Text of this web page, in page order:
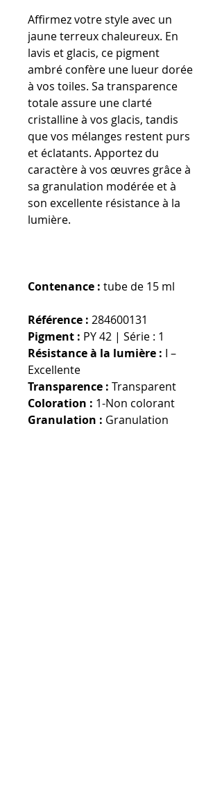
Affirmez votre style avec un
jaune terreux chaleureux. En
lavis et glacis, ce pigment
ambré confère une lueur dorée
à vos toiles. Sa transparence
totale assure une clarté
cristalline à vos glacis, tandis
que vos mélanges restent purs
et éclatants. Apportez du
caractère à vos œuvres grâce à
sa granulation modérée et à
son excellente résistance à la
lumière.
Contenance : tube de 15 ml
Référence : 284600131
Pigment : PY 42 | Série : 1
Résistance à la lumière : I –
Excellente
Transparence : Transparent
Coloration : 1-Non colorant
Granulation : Granulation